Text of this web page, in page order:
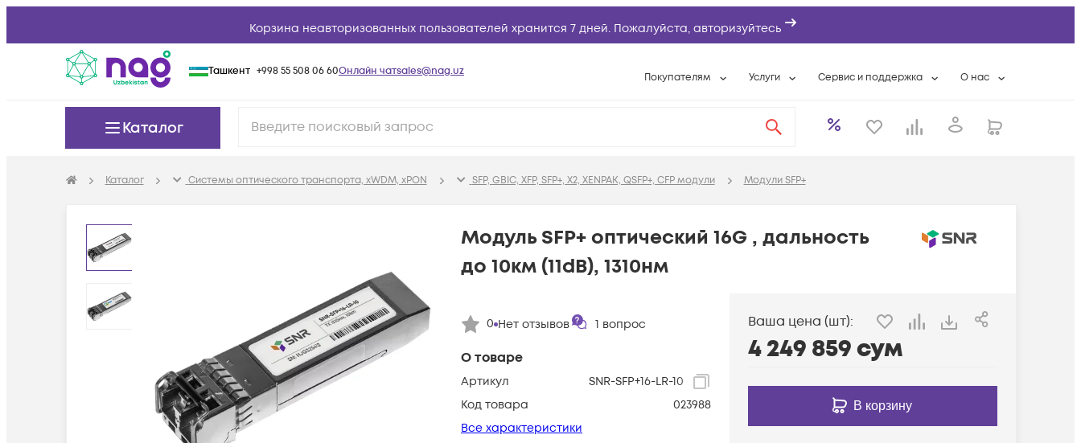
Корзина неавторизованных пользователей хранится 7 дней. Пожалуйста, авторизуйтесь
Ташкент +998 55 508 06 60Онлайн чатsales@nag.uz Покупателям
Вопросы и ответы
База знаний
Конфигураторы
Услуги
Расширенная гарантия
Сервис и поддержка
Разовые выездные работы
Условия оказания услуг
О нас
Контактная
Каталог
Каталог Системы оптического транспорта, xWDM, xPON SFP, GBIC, XFP, SFP+, X2, XENPAK, QSFP+, CFP модули Модули SFP+
О товаре
Артикул
SNR-SFP+16-LR-10
Код товара
023988
Все характеристики
Модуль SFP+ оптический 16G , дальность
до 10км (11dB), 1310нм
0 Нет отзывов 1 вопрос Ваша цена (шт):
4 249 859сум
В корзину